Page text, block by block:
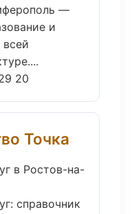
—
и
20
Точка
в Ростов-на-
справочник